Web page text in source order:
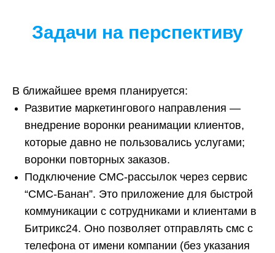
Задачи на перспективу
В ближайшее время планируется:
Развитие маркетингового направления —
внедрение воронки реанимации клиентов,
которые давно не пользовались услугами;
воронки повторных заказов.
Подключение СМС-рассылок через сервис
“СМС-Банан”. Это приложение для быстрой
коммуникации с сотрудниками и клиентами в
Битрикс24. Оно позволяет отправлять смс с
телефона от имени компании (без указания